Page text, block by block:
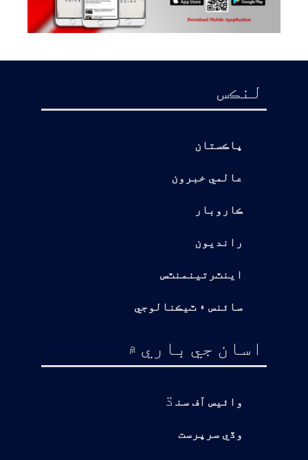
لنڪس
پاڪستان
عالمي خبرون
ڪاروبار
رانديون
اينٽرتينمنٽس
سائنس ۽ ٽيڪنالوجي
اسان جي باري ۾
وائيس آف سن ڌ
وڏي سرپرست